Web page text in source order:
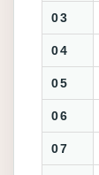
03
04
05
06
07